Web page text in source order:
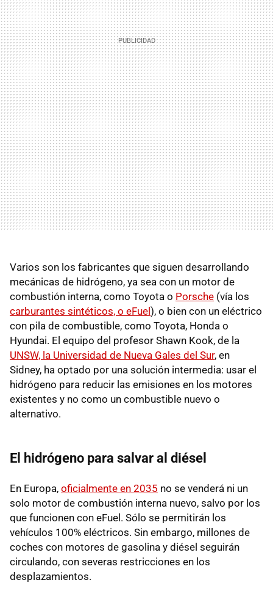
Varios son los fabricantes que siguen desarrollando
mecánicas de hidrógeno, ya sea con un motor de
combustión interna, como Toyota o Porsche (vía los
carburantes sintéticos, o eFuel), o bien con un eléctrico
con pila de combustible, como Toyota, Honda o
Hyundai. El equipo del profesor Shawn Kook, de la
UNSW, la Universidad de Nueva Gales del Sur, en
Sidney, ha optado por una solución intermedia: usar el
hidrógeno para reducir las emisiones en los motores
existentes y no como un combustible nuevo o
alternativo.
El hidrógeno para salvar al diésel
En Europa, oficialmente en 2035 no se venderá ni un
solo motor de combustión interna nuevo, salvo por los
que funcionen con eFuel. Sólo se permitirán los
vehículos 100% eléctricos. Sin embargo, millones de
coches con motores de gasolina y diésel seguirán
circulando, con severas restricciones en los
desplazamientos.